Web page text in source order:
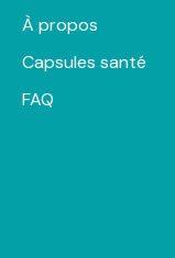
À propos
Capsules santé
FAQ